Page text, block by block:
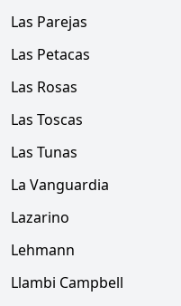
Las Parejas
Las Petacas
Las Rosas
Las Toscas
Las Tunas
La Vanguardia
Lazarino
Lehmann
Llambi Campbell